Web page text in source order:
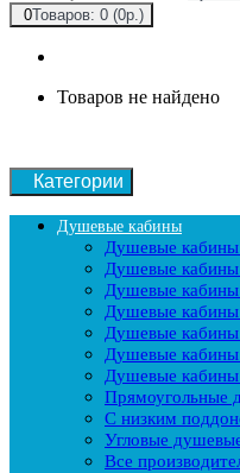
0Товаров: 0 (0р.)
Товаров не найдено
Категории
Душевые кабины
Душевые
Душевые
Душевые
Душевые
Душевые
Душевые
Душевые
Прямоугольные
С низким
Угловые
Все